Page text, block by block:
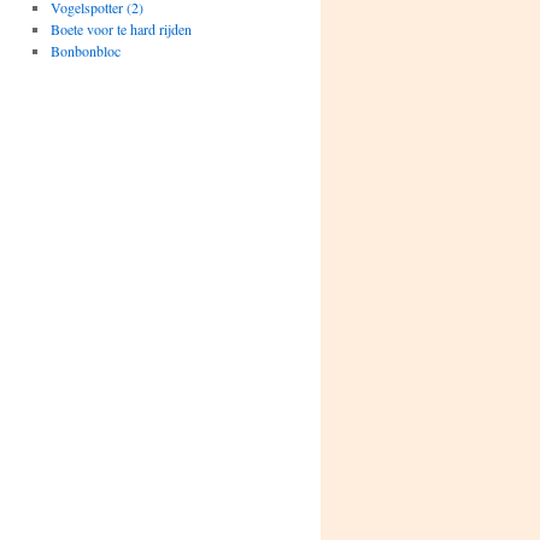
Vogelspotter (2)
Boete voor te hard rijden
Bonbonbloc